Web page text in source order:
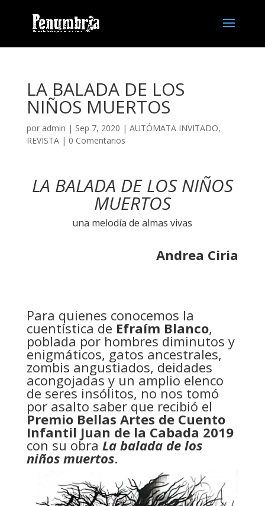
LA BALADA DE LOS
NIÑOS MUERTOS
por admin | Sep 7, 2020 | AUTÓMATA INVITADO,
REVISTA| 0 Comentarios
LA BALADA DE LOS NIÑOS
MUERTOS
una melodía de almas vivas
Andrea Ciria
Para quienes conocemos la
cuentística de Efraím Blanco,
poblada por hombres diminutos y
enigmáticos, gatos ancestrales,
zombis angustiados, deidades
acongojadas y un amplio elenco
de seres insólitos, no nos tomó
por asalto saber que recibió el
Premio Bellas Artes de Cuento
Infantil Juan de la Cabada 2019
con su obra La balada de los
niños muertos.